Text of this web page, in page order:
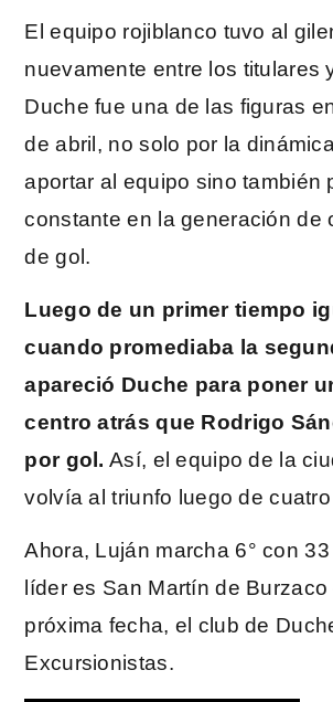
El equipo rojiblanco tuvo al
nuevamente entre los titulares
Duche fue una de las figuras
de abril, no solo por la
aportar al equipo sino también
constante en la generación de
de gol.
Luego de un primer tiempo
cuando promediaba la
apareció Duche para poner
centro atrás que Rodrigo
por gol. Así, el equipo de la
volvía al triunfo luego de
Ahora, Luján marcha 6° con 33
líder es San Martín de
próxima fecha, el club de
Excursionistas.